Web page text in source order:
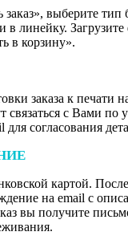
выберите
в линейку.
в корзину».
заказа к печати
связаться с Вами по
согласования
картой.
на email с
вы получите